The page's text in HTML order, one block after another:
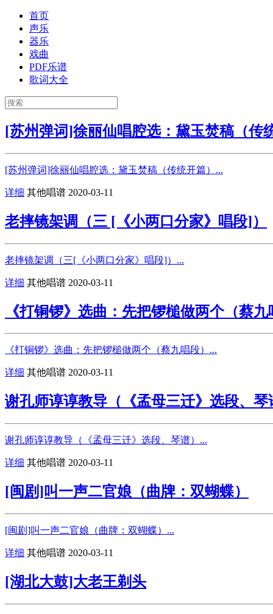
首页
声乐
器乐
戏曲
PDF乐谱
歌词大全
[苏州弹词]徐丽仙唱腔选：黛玉焚稿（传
[苏州弹词]徐丽仙唱腔选：黛玉焚稿（传统开篇）...
详细 其他唱谱 2020-03-11
老摔镜架调（三 [《小两口分家》唱段]）
老摔镜架调（三[《小两口分家》唱段]）...
详细 其他唱谱 2020-03-11
《打铜锣》选曲：先把锣槌做两个（蔡九
《打铜锣》选曲：先把锣槌做两个（蔡九唱段）...
详细 其他唱谱 2020-03-11
谢孔师谆谆教导（《孟母三迁》选段、琴
谢孔师谆谆教导（《孟母三迁》选段、琴谱）...
详细 其他唱谱 2020-03-11
[闽剧]叫一声二官娘（曲牌：双蝴蝶）
[闽剧]叫一声二官娘（曲牌：双蝴蝶）...
详细 其他唱谱 2020-03-11
[湖北大鼓]大老王剃头